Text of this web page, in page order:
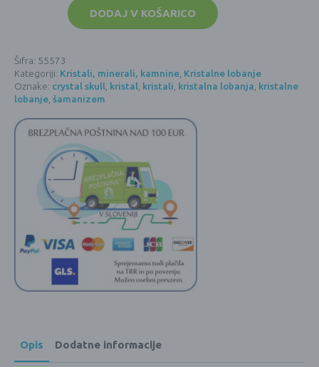
količina
DODAJ V KOŠARICO
Šifra: 55573
Kategoriji: Kristali, minerali, kamnine, Kristalne lobanje
Oznake: crystal skull, kristal, kristali, kristalna lobanja, kristalne
lobanje, šamanizem
Opis Dodatne informacije